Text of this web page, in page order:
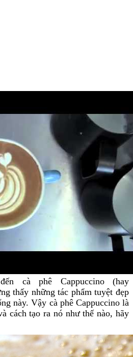
cà phê Cappuccino (hay
thấy những tác phẩm tuyệt đẹp
này. Vậy cà phê Cappuccino là
cách tạo ra nó như thế nào, hãy